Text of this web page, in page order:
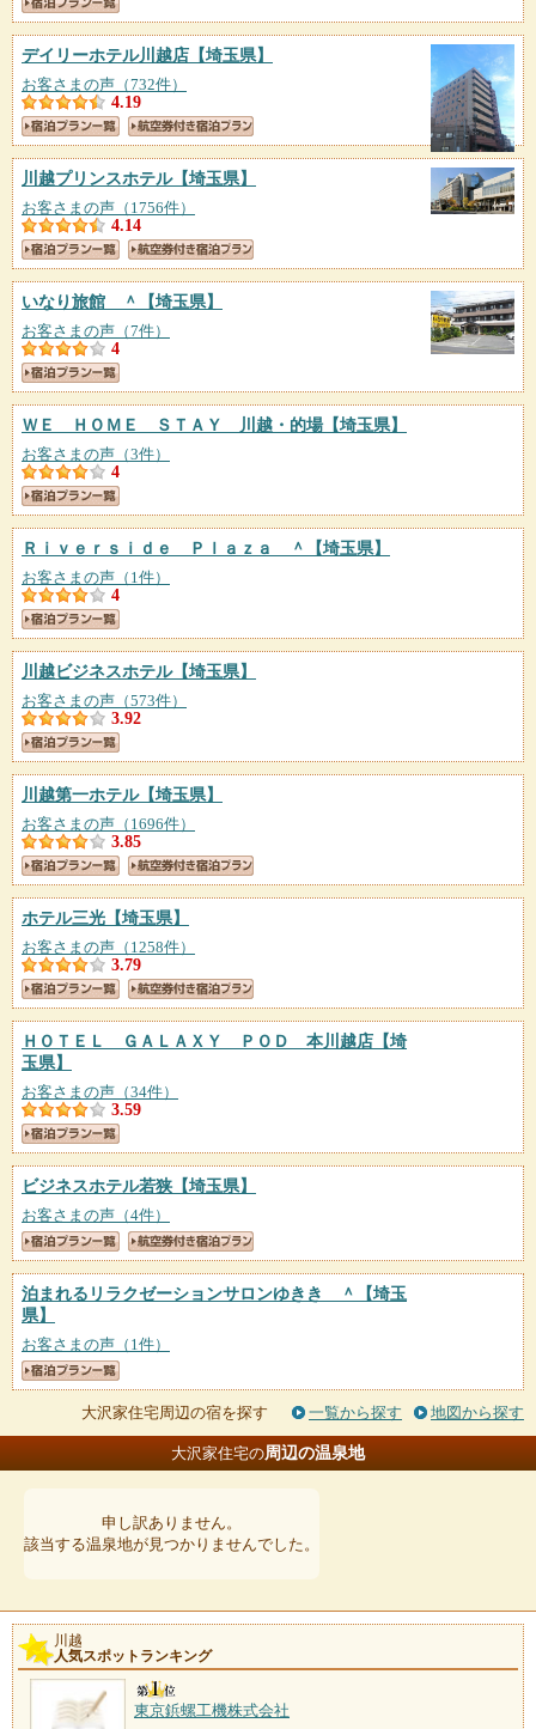
デイリーホテル川越店 【埼玉県】
お客さまの声（732件）
4.19
川越プリンスホテル【埼玉県】
お客さまの声（1756件）
4.14
いなり旅館 ＾ 【埼玉県】
お客さまの声（7件）
4
ＷＥ ＨＯＭＥ ＳＴＡＹ 川越・的場【埼玉県】
お客さまの声（3件）
4
Ｒｉｖｅｒｓｉｄｅ Ｐｌａｚａ ＾ 【埼玉県】
お客さまの声（1件）
4
川越ビジネスホテル【埼玉県】
お客さまの声（573件）
3.92
川越第一ホテル【埼玉県】
お客さまの声（1696件）
3.85
ホテル三光 【埼玉県】
お客さまの声（1258件）
3.79
ＨＯＴＥＬ ＧＡＬＡＸＹ ＰＯＤ 本川越店 【埼
玉県】
お客さまの声（34件）
3.59
ビジネスホテル若狭 【埼玉県】
お客さまの声（4件）
泊まれるリラクゼーションサロンゆきき ＾
【埼玉
県】
お客さまの声（1件）
大沢家住宅周辺の宿を探す 一覧から探す 地図から探す
大沢家住宅の周辺の温泉地
申し訳ありません。
該当する温泉地が見つかりませんでした。
川越
人気スポットランキング
東京鋲螺工機株式会社